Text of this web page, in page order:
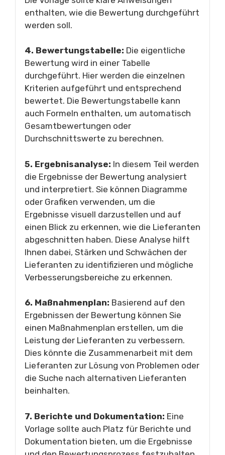
enthalten, wie die Bewertung durchgeführt
werden soll.
4. Bewertungstabelle: Die eigentliche
Bewertung wird in einer Tabelle
durchgeführt. Hier werden die einzelnen
Kriterien aufgeführt und entsprechend
bewertet. Die Bewertungstabelle kann
auch Formeln enthalten, um automatisch
Gesamtbewertungen oder
Durchschnittswerte zu berechnen.
5. Ergebnisanalyse: In diesem Teil werden
die Ergebnisse der Bewertung analysiert
und interpretiert. Sie können Diagramme
oder Grafiken verwenden, um die
Ergebnisse visuell darzustellen und auf
einen Blick zu erkennen, wie die Lieferanten
abgeschnitten haben. Diese Analyse hilft
Ihnen dabei, Stärken und Schwächen der
Lieferanten zu identifizieren und mögliche
Verbesserungsbereiche zu erkennen.
6. Maßnahmenplan: Basierend auf den
Ergebnissen der Bewertung können Sie
einen Maßnahmenplan erstellen, um die
Leistung der Lieferanten zu verbessern.
Dies könnte die Zusammenarbeit mit dem
Lieferanten zur Lösung von Problemen oder
die Suche nach alternativen Lieferanten
beinhalten.
7. Berichte und Dokumentation: Eine
Vorlage sollte auch Platz für Berichte und
Dokumentation bieten, um die Ergebnisse